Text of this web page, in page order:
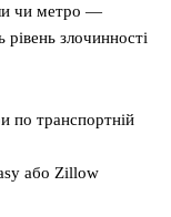
чи метро —
рівень злочинності
по транспортній
або Zillow